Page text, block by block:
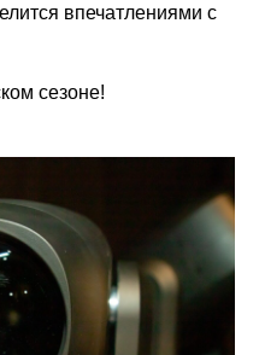
впечатлениями с
сезоне!